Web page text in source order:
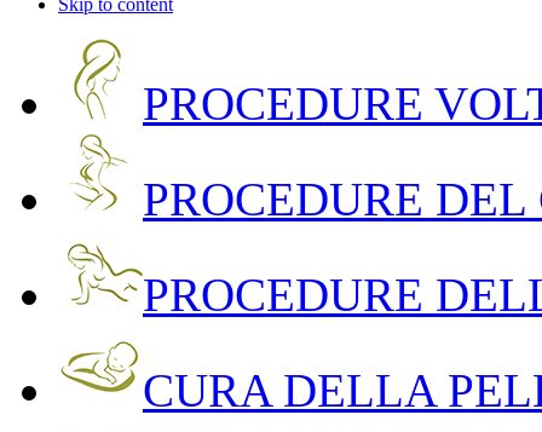
PROCEDURE
PROCEDURE DEL
PROCEDURE
CURA DELLA